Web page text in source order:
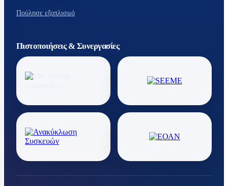
Πούλησε εξοπλισμό
Πιστοποιήσεις & Συνεργασίες